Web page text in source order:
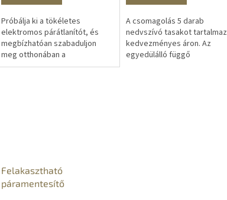
Próbálja ki a tökéletes
elektromos párátlanítót, és
megbízhatóan szabaduljon
meg otthonában a
nedvességtől, a penésztől és
A csomagolás 5 darab
nedvszívó tasakot tartalmaz
kedvezményes áron. Az
egyedülálló függő
Felakasztható
páramentesítő